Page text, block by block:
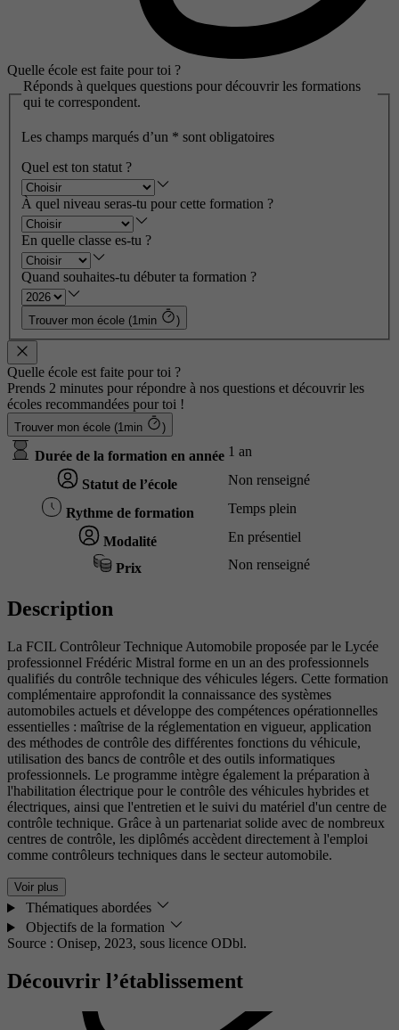
Quelle école est faite pour toi ?
Réponds à quelques questions pour découvrir les formations
qui te correspondent.
Les champs marqués d’un * sont obligatoires
Quel est ton statut ?
À quel niveau seras-tu pour cette formation ?
En quelle classe es-tu ?
Quand souhaites-tu débuter ta formation ?
Trouver mon école (1min )
Quelle école est faite pour toi ?
Prends 2 minutes pour répondre à nos questions et découvrir les
écoles recommandées pour toi !
Trouver mon école (1min )
Durée de la formation en année 1 an
Statut de l’école Non renseigné
Rythme de formation Temps plein
Modalité En présentiel
Prix Non renseigné
Description
La FCIL Contrôleur Technique Automobile proposée par le Lycée
professionnel Frédéric Mistral forme en un an des professionnels
qualifiés du contrôle technique des véhicules légers. Cette formation
complémentaire approfondit la connaissance des systèmes
automobiles actuels et développe des compétences opérationnelles
essentielles : maîtrise de la réglementation en vigueur, application
des méthodes de contrôle des différentes fonctions du véhicule,
utilisation des bancs de contrôle et des outils informatiques
professionnels. Le programme intègre également la préparation à
l'habilitation électrique pour le contrôle des véhicules hybrides et
électriques, ainsi que l'entretien et le suivi du matériel d'un centre de
contrôle technique. Grâce à un partenariat solide avec de nombreux
centres de contrôle, les diplômés accèdent directement à l'emploi
comme contrôleurs techniques dans le secteur automobile.
Voir plus
Thématiques abordées
Objectifs de la formation
Source : Onisep, 2023, sous licence ODbl.
Découvrir l’établissement